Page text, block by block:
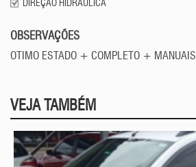
DIREÇÃO HIDRÁULICA
OBSERVAÇÕES
OTIMO ESTADO + COMPLETO + MANUAIS
VEJA TAMBÉM